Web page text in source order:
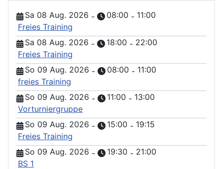
Sa 08 Aug. 2026 - 08:00 - 11:00
Freies Training
Sa 08 Aug. 2026 - 18:00 - 22:00
Freies Training
So 09 Aug. 2026 - 08:00 - 11:00
freies Training
So 09 Aug. 2026 - 11:00 - 13:00
Vorturniergruppe
So 09 Aug. 2026 - 15:00 - 19:15
Freies Training
So 09 Aug. 2026 - 19:30 - 21:00
BS 1